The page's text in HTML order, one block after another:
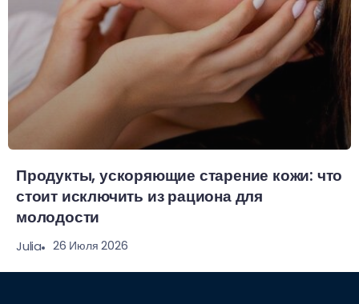
Продукты, ускоряющие старение кожи: что
стоит исключить из рациона для
молодости
Julia 26 Июля 2026